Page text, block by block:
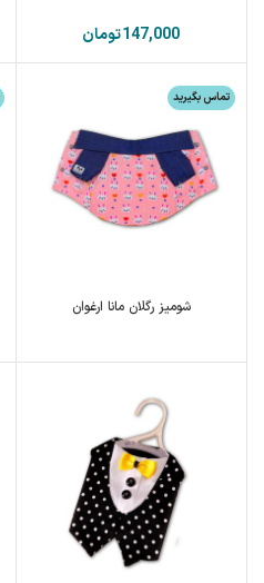
تومان
تماس بگیرید
شومیز رگلان مانا ارغوان